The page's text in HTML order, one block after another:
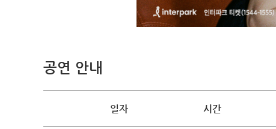
공연 안내
일자 시간